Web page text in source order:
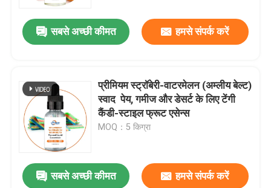
घर
सबसे अच्छी कीमत हमसे संपर्क करें
प्रीमियम स्ट्रॉबेरी-वाटरमेलन (अम्लीय बेल्ट)
स्वाद ️ पेय, गमीज और डेसर्ट के लिए टेंगी
कैंडी-स्टाइल फ्रूट एसेन्स
MOQ：5 किग्रा
सबसे अच्छी कीमत हमसे संपर्क करें